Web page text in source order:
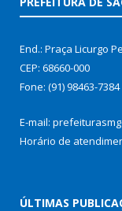
End.: Praça Licurgo
CEP: 68660-000
Fone: (91) 98463-7384
E-mail:
Horário de
ÚLTIMAS